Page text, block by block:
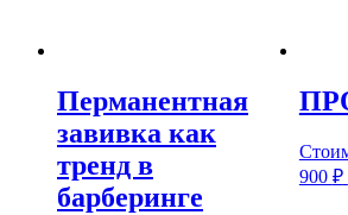
Перманентная
завивка как
тренд в
барберинге
900 ₽